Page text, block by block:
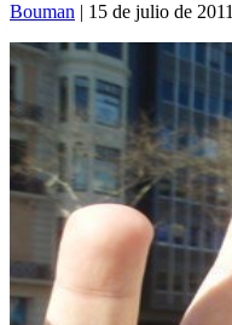
Bouman | 15 de julio de 2011